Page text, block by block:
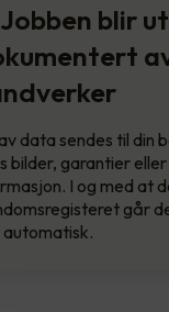
blir
data sendes til din
bilder, garantier
I og med at
går
automatisk.